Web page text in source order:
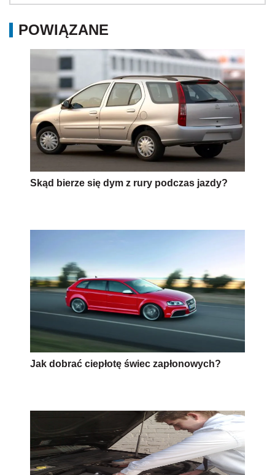
POWIĄZANE
Skąd bierze się dym z rury podczas jazdy?
Jak dobrać ciepłotę świec zapłonowych?